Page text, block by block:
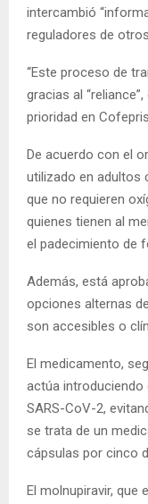
intercambió
reguladores de
“Este proceso de
gracias al
prioridad en
De acuerdo con el
utilizado en adultos
que no requieren
quienes tienen al
el padecimiento de
Además, está
opciones alternas
son accesibles o
El medicamento,
actúa introduciendo
SARS-CoV-2,
se trata de un
cápsulas por cinco
El molnupiravir, que